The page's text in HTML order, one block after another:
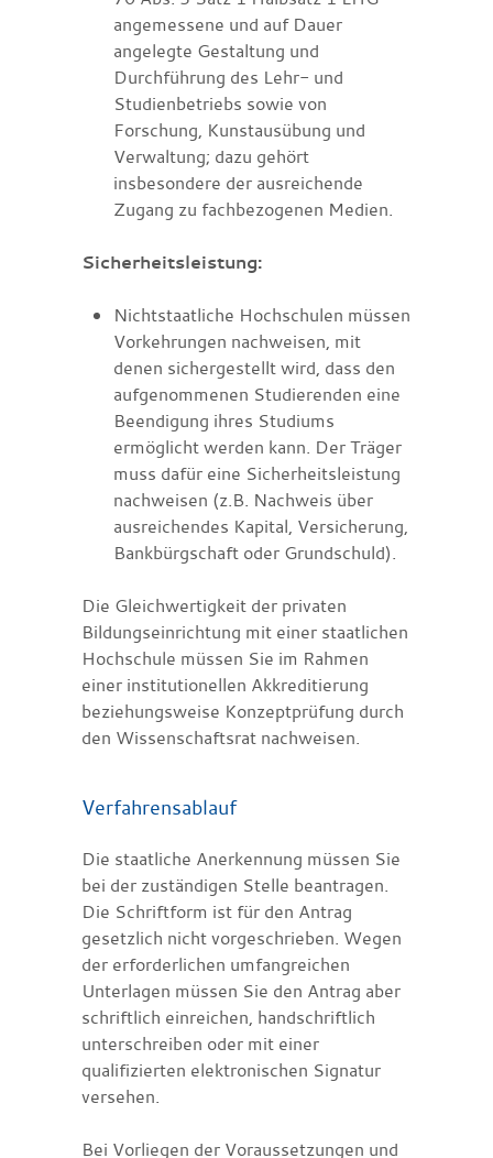
angemessene und auf Dauer
angelegte Gestaltung und
Durchführung des Lehr- und
Studienbetriebs sowie von
Forschung, Kunstausübung und
Verwaltung; dazu gehört
insbesondere der ausreichende
Zugang zu fachbezogenen Medien.
Sicherheitsleistung:
Nichtstaatliche Hochschulen müssen
Vorkehrungen nachweisen, mit
denen sichergestellt wird, dass den
aufgenommenen Studierenden eine
Beendigung ihres Studiums
ermöglicht werden kann. Der Träger
muss dafür eine Sicherheitsleistung
nachweisen (z.B. Nachweis über
ausreichendes Kapital, Versicherung,
Bankbürgschaft oder Grundschuld).
Die Gleichwertigkeit der privaten
Bildungseinrichtung mit einer staatlichen
Hochschule müssen Sie im Rahmen
einer institutionellen Akkreditierung
beziehungsweise Konzeptprüfung durch
den Wissenschaftsrat nachweisen.
Verfahrensablauf
Die staatliche Anerkennung müssen Sie
bei der zuständigen Stelle beantragen.
Die Schriftform ist für den Antrag
gesetzlich nicht vorgeschrieben. Wegen
der erforderlichen umfangreichen
Unterlagen müssen Sie den Antrag aber
schriftlich einreichen, handschriftlich
unterschreiben oder mit einer
qualifizierten elektronischen Signatur
versehen.
Bei Vorliegen der Voraussetzungen und